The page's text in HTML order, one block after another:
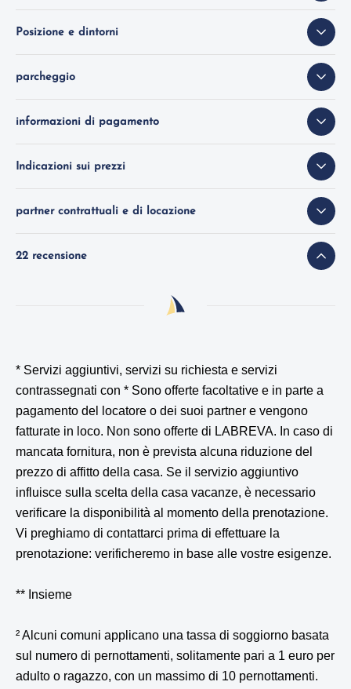
Posizione e dintorni
parcheggio
informazioni di pagamento
Indicazioni sui prezzi
partner contrattuali e di locazione
22 recensione
* Servizi aggiuntivi, servizi su richiesta e servizi
contrassegnati con * Sono offerte facoltative e in parte a
pagamento del locatore o dei suoi partner e vengono
fatturate in loco. Non sono offerte di LABREVA. In caso di
mancata fornitura, non è prevista alcuna riduzione del
prezzo di affitto della casa. Se il servizio aggiuntivo
influisce sulla scelta della casa vacanze, è necessario
verificare la disponibilità al momento della prenotazione.
Vi preghiamo di contattarci prima di effettuare la
prenotazione: verificheremo in base alle vostre esigenze.
** Insieme
² Alcuni comuni applicano una tassa di soggiorno basata
sul numero di pernottamenti, solitamente pari a 1 euro per
adulto o ragazzo, con un massimo di 10 pernottamenti.